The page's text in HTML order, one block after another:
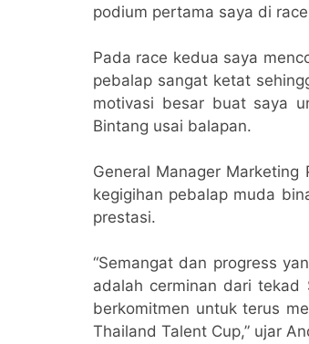
podium pertama saya di
Pada race kedua saya
pebalap sangat ketat
motivasi besar buat saya
Bintang usai balapan.
General Manager
kegigihan pebalap muda
prestasi.
“Semangat dan progress
adalah cerminan dari
berkomitmen untuk terus
Thailand Talent Cup,” ujar